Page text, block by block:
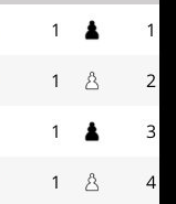
1
1
2
1
3
1
4
1